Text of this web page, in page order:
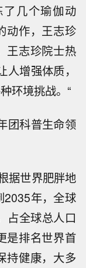
几个瑜伽动
动作，王志珍
王志珍院士热
增强体质，
环境挑战。“
团科普生命领
据世界肥胖地
2035年，全球
占全球总人口
是排名世界首
持健康，大多